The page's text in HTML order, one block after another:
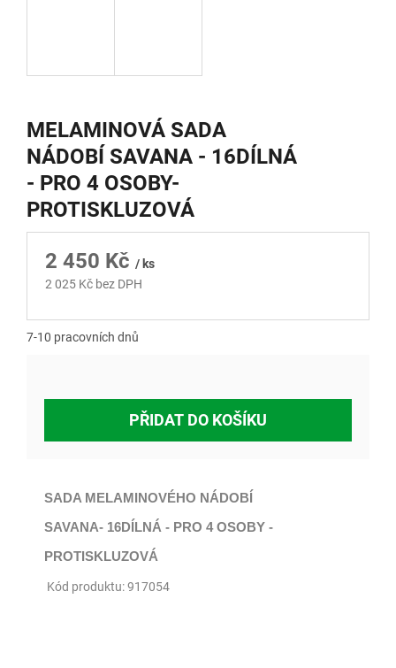
MELAMINOVÁ SADA
NÁDOBÍ SAVANA - 16DÍLNÁ
- PRO 4 OSOBY-
PROTISKLUZOVÁ
2 450 Kč / ks
2 025 Kč bez DPH
7-10 pracovních dnů
PŘIDAT DO KOŠÍKU
SADA MELAMINOVÉHO NÁDOBÍ
SAVANA- 16DÍLNÁ - PRO 4 OSOBY -
PROTISKLUZOVÁ
Kód produktu: 917054